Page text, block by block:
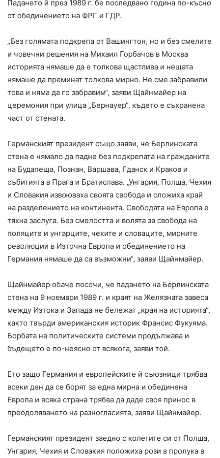
Падането й през 1989 г. бе последвано година по-късно
от обединението на ФРГ и ГДР.
„Без голямата подкрепа от Вашингтон, но и без смелите
и човечни решения на Михаил Горбачов в Москва
историята нямаше да е толкова щастлива и нещата
нямаше да преминат толкова мирно. Не сме забравили
това и няма да го забравим“, заяви Щайнмайер на
церемония при улица „Бернауер“, където е съхранена
част от стената.
Германският президент също заяви, че Берлинската
стена е нямало да падне без подкрепата на гражданите
на Будапеща, Познан, Варшава, Гданск и Краков и
събитията в Прага и Братислава. „Унгария, Полша, Чехия
и Словакия извоюваха своята свобода и сложиха край
на разделението на континента. Свободата на Европа е
тяхна заслуга. Без смелостта и волята за свобода на
поляците и унгарците, чехите и словаците, мирните
революции в Източна Европа и обединението на
Германия нямаше да са възможни“, заяви Щайнмайер.
Щайнмайер обаче посочи, че падането на Берлинската
стена на 9 ноември 1989 г. и краят на Желязната завеса
между Изтока и Запада не бележат „края на историята“,
както твърди американския историк Франсис Фукуяма.
Борбата на политическите системи продължава и
бъдещето е по-неясно от всякога, заяви той.
Ето защо Германия и европейските й съюзници трябва
всеки ден да се борят за една мирна и обединена
Европа и всяка страна трябва да даде своя принос в
преодоляването на разногласията, заяви Щайнмайер.
Германският президент заедно с колегите си от Полша,
Унгария, Чехия и Словакия положиха рози в пролука в